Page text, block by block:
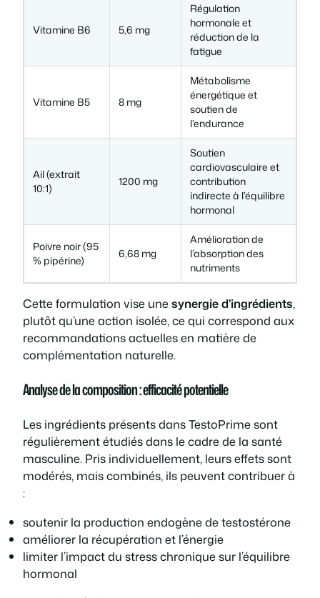
Vitamine B6 5,6 mg
Régulation
hormonale et
réduction de la
fatigue
Vitamine B5 8 mg
Métabolisme
énergétique et
soutien de
l’endurance
Ail (extrait
10:1)
1200 mg
Soutien
cardiovasculaire et
contribution
indirecte à l’équilibre
hormonal
Poivre noir (95
% pipérine)
6,68 mg
Amélioration de
l’absorption des
nutriments
Cette formulation vise unesynergie d’ingrédients,
plutôt qu’une action isolée, ce qui correspond aux
recommandations actuelles en matière de
complémentation naturelle.
Analyse de la composition : efficacité potentielle
Les ingrédients présents dans TestoPrime sont
régulièrement étudiés dans le cadre de la santé
masculine. Pris individuellement, leurs effets sont
modérés, mais combinés, ils peuvent contribuer à
:
soutenir la production endogène de testostérone
améliorer la récupération et l’énergie
limiter l’impact du stress chronique sur l’équilibre
hormonal